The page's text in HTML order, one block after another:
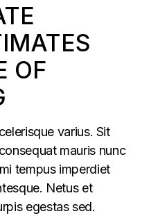
OF
varius. Sit
mauris nunc
tempus imperdiet
Netus et
egestas sed.